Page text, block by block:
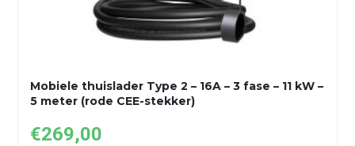
Mobiele thuislader Type 2 – 16A – 3 fase – 11 kW –
5 meter (rode CEE-stekker)
€269,00